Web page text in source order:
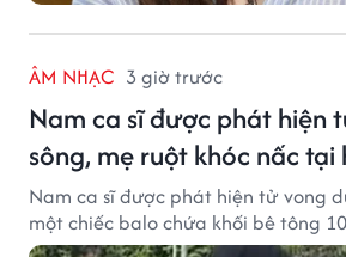
ÂM NHẠC 3 giờ trước
Nam ca sĩ được phát hiện
sông, mẹ ruột khóc nấc
Nam ca sĩ được phát hiện tử vong
một chiếc balo chứa khối bê tông